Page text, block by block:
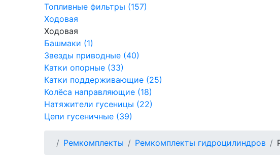
Топливные фильтры (157)
Ходовая
Ходовая
Башмаки (1)
Звезды приводные (40)
Катки опорные (33)
Катки поддерживающие (25)
Колёса направляющие (18)
Натяжители гусеницы (22)
Цепи гусеничные (39)
Ремкомплекты Ремкомплекты гидроцилиндров